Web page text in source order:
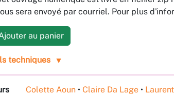
sera envoyé par courriel. Pour plus
au panier
techniques
Colette Aoun • Claire Da Lage •